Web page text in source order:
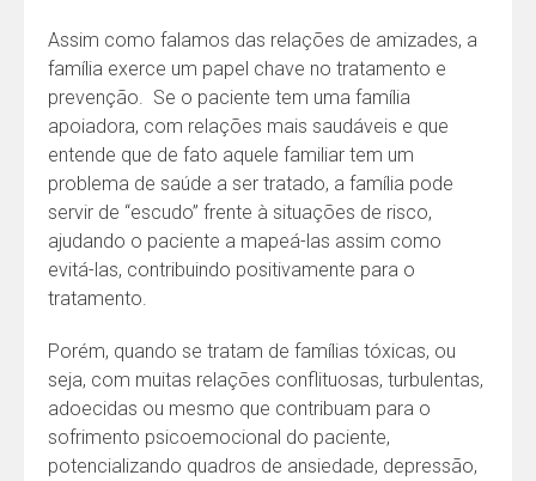
Assim como falamos das relações de amizades, a
família exerce um papel chave no tratamento e
prevenção. Se o paciente tem uma família
apoiadora, com relações mais saudáveis e que
entende que de fato aquele familiar tem um
problema de saúde a ser tratado, a família pode
servir de “escudo” frente à situações de risco,
ajudando o paciente a mapeá-las assim como
evitá-las, contribuindo positivamente para o
tratamento.
Porém, quando se tratam de famílias tóxicas, ou
seja, com muitas relações conflituosas, turbulentas,
adoecidas ou mesmo que contribuam para o
sofrimento psicoemocional do paciente,
potencializando quadros de ansiedade, depressão,